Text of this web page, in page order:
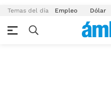
Temas del día Empleo Dólar